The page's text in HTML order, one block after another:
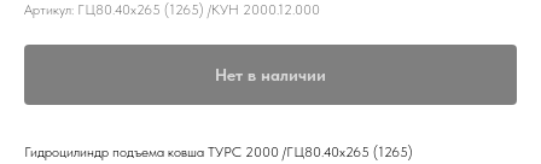
Артикул: ГЦ80.40х265 (1265) /КУН 2000.12.000
Нет в наличии
Гидроцилиндр подъема ковша ТУРС 2000 /ГЦ80.40х265 (1265)